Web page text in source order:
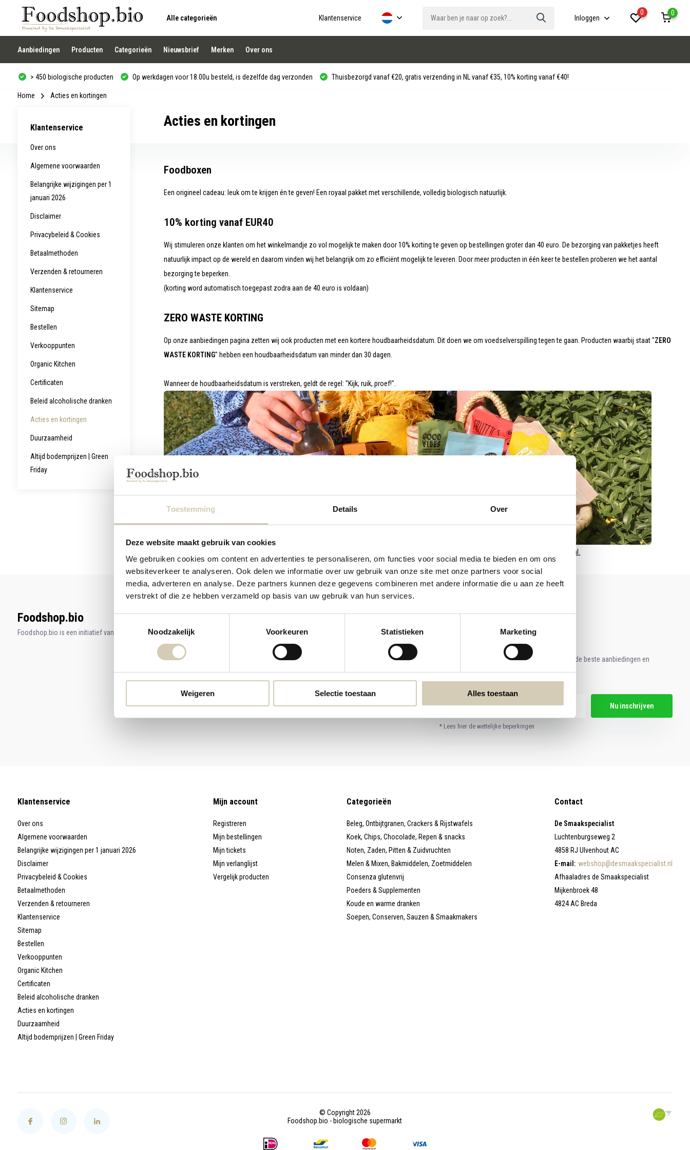
Toestemming Details Over
Deze website maakt gebruik van cookies
We gebruiken cookies om content en advertenties te personaliseren, om functies voor social media te bieden en om ons
websiteverkeer te analyseren. Ook delen we informatie over uw gebruik van onze site met onze partners voor social
media, adverteren en analyse. Deze partners kunnen deze gegevens combineren met andere informatie die u aan ze heeft
verstrekt of die ze hebben verzameld op basis van uw gebruik van hun services.
Noodzakelijk
Voorkeuren Statistieken Marketing
Weigeren Selectie toestaan Alles toestaan
Alle categorieën Klantenservice Inloggen
0
0
Gebruik
de
pijltjes
op
en
neer
een
resultaat
geselecteerde
gaan.
werkt,
swipetekens
Aanbiedingen Producten Categorieën Nieuwsbrief Merken Over ons
> 450 biologische producten Op werkdagen voor 18.00u besteld, is dezelfde dag verzonden Thuisbezorgd vanaf €20, gratis verzending in NL vanaf €35, 10% korting vanaf €40!
Home Acties en kortingen
Klantenservice
Over ons
Algemene voorwaarden
Belangrijke wijzigingen per 1
januari 2026
Disclaimer
Privacybeleid & Cookies
Betaalmethoden
Verzenden & retourneren
Klantenservice
Sitemap
Bestellen
Verkooppunten
Organic Kitchen
Certificaten
Beleid alcoholische dranken
Acties en kortingen
Duurzaamheid
Altijd bodemprijzen | Green
Friday
Acties en kortingen
Foodboxen
Een origineel cadeau: leuk om te krijgen én te geven! Een royaal pakket met verschillende, volledig biologisch natuurlijk.
10% korting vanaf EUR40
Wij stimuleren onze klanten om het winkelmandje zo vol mogelijk te maken door 10% korting te geven op bestellingen groter dan 40 euro. De bezorging van pakketjes heeft
natuurlijk impact op de wereld en daarom vinden wij het belangrijk om zo efficiënt mogelijk te leveren. Door meer producten in één keer te bestellen proberen we het aantal
bezorging te beperken.
(korting word automatisch toegepast zodra aan de 40 euro is voldaan)
ZERO WASTE KORTING
Op onze aanbiedingen pagina zetten wij ook producten met een kortere houdbaarheidsdatum. Dit doen we om voedselverspilling tegen te gaan. Producten waarbij staat "ZERO
WASTE KORTING" hebben een houdbaarheidsdatum van minder dan 30 dagen.
Wanneer de houdbaarheidsdatum is verstreken, geldt de regel: "Kijk, ruik, proef!".
webshop@desmaakspecialist.nl
Foodshop.bio
Foodshop.bio is een initiatief van de Smaakspecialist
Contactgegevens
Neem contact met ons op
webshop@desmaakspecialist.nl
Meld je aan voor onze nieuwsbrief en ontvang de beste aanbiedingen en
biologische recepten!
Nu inschrijven
* Lees hier de wettelijke beperkingen
Klantenservice
Over ons
Algemene voorwaarden
Belangrijke wijzigingen per 1 januari 2026
Disclaimer
Privacybeleid & Cookies
Betaalmethoden
Verzenden & retourneren
Klantenservice
Sitemap
Bestellen
Verkooppunten
Organic Kitchen
Certificaten
Beleid alcoholische dranken
Acties en kortingen
Duurzaamheid
Altijd bodemprijzen | Green Friday
Mijn account
Registreren
Mijn bestellingen
Mijn tickets
Mijn verlanglijst
Vergelijk producten
Categorieën
Beleg, Ontbijtgranen, Crackers & Rijstwafels
Koek, Chips, Chocolade, Repen & snacks
Noten, Zaden, Pitten & Zuidvruchten
Melen & Mixen, Bakmiddelen, Zoetmiddelen
Consenza glutenvrij
Poeders & Supplementen
Koude en warme dranken
Soepen, Conserven, Sauzen & Smaakmakers
Contact
De Smaakspecialist
Luchtenburgseweg 2
4858 RJ Ulvenhout AC
E-mail: webshop@desmaakspecialist.nl
Afhaaladres de Smaakspecialist
Mijkenbroek 48
4824 AC Breda
© Copyright 2026
Foodshop.bio - biologische supermarkt